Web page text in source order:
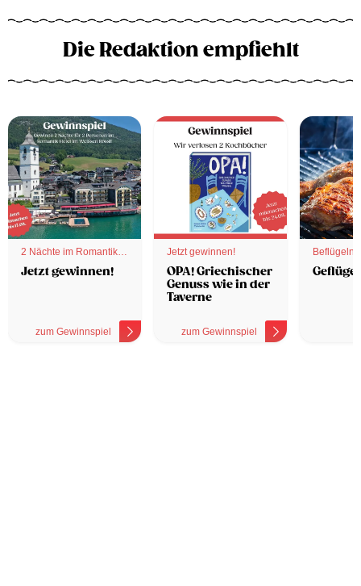
Die Redaktion empfiehlt
2 Nächte im Romantik
Hotel
Jetzt gewinnen!
zum Gewinnspiel
Jetzt gewinnen!
OPA! Griechischer
Genuss wie in der
Taverne
zum Gewinnspiel